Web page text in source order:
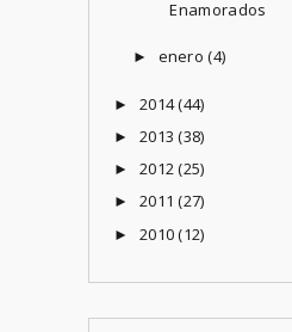
Enamorados
► enero(4)
► 2014(44)
► 2013(38)
► 2012(25)
► 2011(27)
► 2010(12)